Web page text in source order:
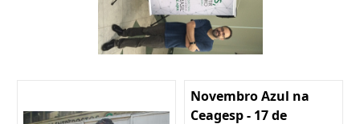
Novembro Azul na
Ceagesp - 17 de